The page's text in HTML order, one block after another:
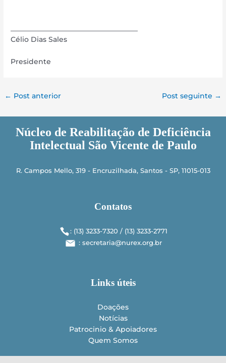
Célio Dias Sales
Presidente
← Post anterior Post seguinte →
Núcleo de Reabilitação de Deficiência
Intelectual São Vicente de Paulo
R. Campos Mello, 319 - Encruzilhada, Santos - SP, 11015-013
Contatos
: (13) 3233-7320 / (13) 3233-­2771
: secretaria@nurex.org.br
Links úteis
Doações
Notícias
Patrocinio & Apoiadores
Quem Somos